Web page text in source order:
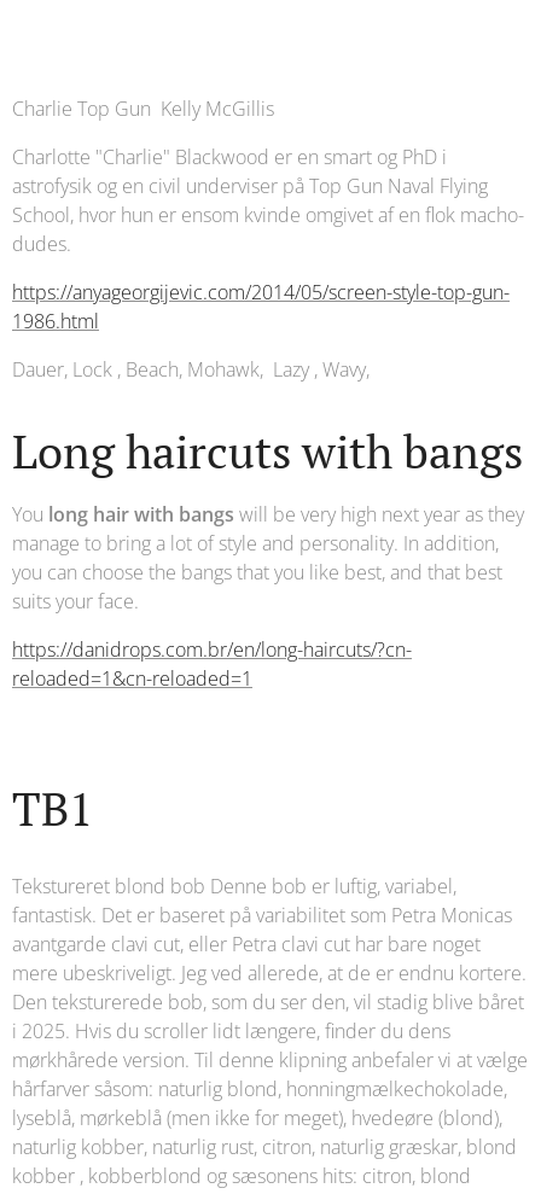
Charlie Top Gun Kelly McGillis
Charlotte "Charlie" Blackwood er en smart og PhD i
astrofysik og en civil underviser på Top Gun Naval Flying
School, hvor hun er ensom kvinde omgivet af en flok macho-
dudes.
https://anyageorgijevic.com/2014/05/screen-style-top-gun-
1986.html
Dauer, Lock , Beach, Mohawk, Lazy , Wavy,
Long haircuts with bangs
You long hair with bangs will be very high next year as they
manage to bring a lot of style and personality. In addition,
you can choose the bangs that you like best, and that best
suits your face.
https://danidrops.com.br/en/long-haircuts/?cn-
reloaded=1&cn-reloaded=1
TB1
Tekstureret blond bob Denne bob er luftig, variabel,
fantastisk. Det er baseret på variabilitet som Petra Monicas
avantgarde clavi cut, eller Petra clavi cut har bare noget
mere ubeskriveligt. Jeg ved allerede, at de er endnu kortere.
Den teksturerede bob, som du ser den, vil stadig blive båret
i 2025. Hvis du scroller lidt længere, finder du dens
mørkhårede version. Til denne klipning anbefaler vi at vælge
hårfarver såsom: naturlig blond, honningmælkechokolade,
lyseblå, mørkeblå (men ikke for meget), hvedeøre (blond),
naturlig kobber, naturlig rust, citron, naturlig græskar, blond
kobber , kobberblond og sæsonens hits: citron, blond